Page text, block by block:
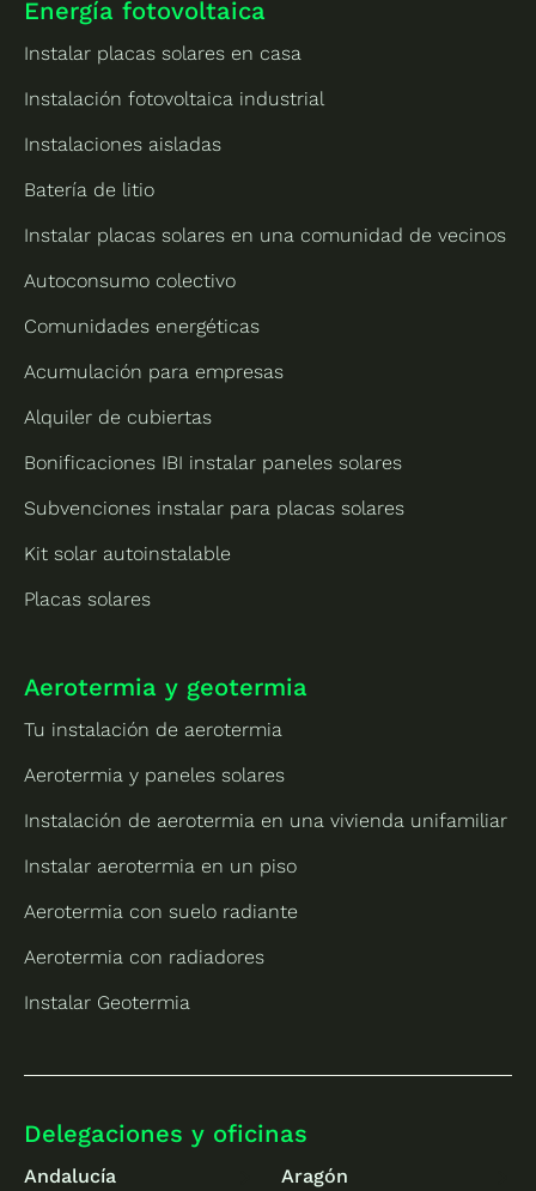
Energía fotovoltaica
Instalar placas solares en casa
Instalación fotovoltaica industrial
Instalaciones aisladas
Batería de litio
Instalar placas solares en una comunidad de vecinos
Autoconsumo colectivo
Comunidades energéticas
Acumulación para empresas
Alquiler de cubiertas
Bonificaciones IBI instalar paneles solares
Subvenciones instalar para placas solares
Kit solar autoinstalable
Placas solares
Aerotermia y geotermia
Tu instalación de aerotermia
Aerotermia y paneles solares
Instalación de aerotermia en una vivienda unifamiliar
Instalar aerotermia en un piso
Aerotermia con suelo radiante
Aerotermia con radiadores
Instalar Geotermia
Delegaciones y oficinas
Andalucía
Aragón